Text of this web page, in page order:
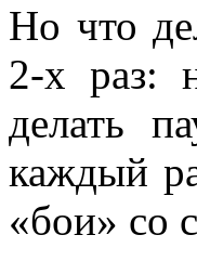
Но что
2-х раз:
делать
каждый
«бои» со